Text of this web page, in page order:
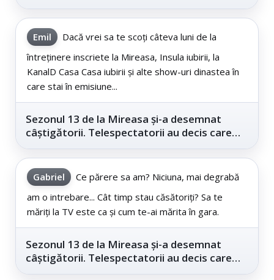
Emil
Dacă vrei sa te scoți câteva luni de la
întreținere inscriete la Mireasa, Insula iubirii, la
KanalD Casa Casa iubirii și alte show-uri dinastea în
care stai în emisiune...
Sezonul 13 de la Mireasa și-a desemnat
câștigătorii. Telespectatorii au decis care
Gabriel
Ce părere sa am? Niciuna, mai degrabă
am o intrebare... Cât timp stau căsătoriți? Sa te
măriți la TV este ca și cum te-ai mărita în gara.
Sezonul 13 de la Mireasa și-a desemnat
câștigătorii. Telespectatorii au decis care